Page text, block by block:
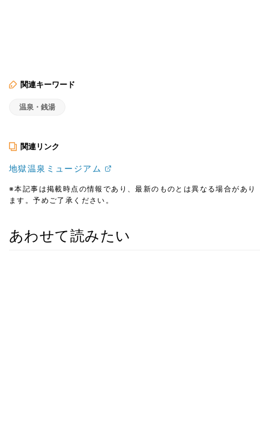
関連キーワード
温泉・銭湯
関連リンク
地獄温泉ミュージアム
※本記事は掲載時点の情報であり、最新のものとは異なる場合があり
ます。予めご了承ください。
あわせて読みたい